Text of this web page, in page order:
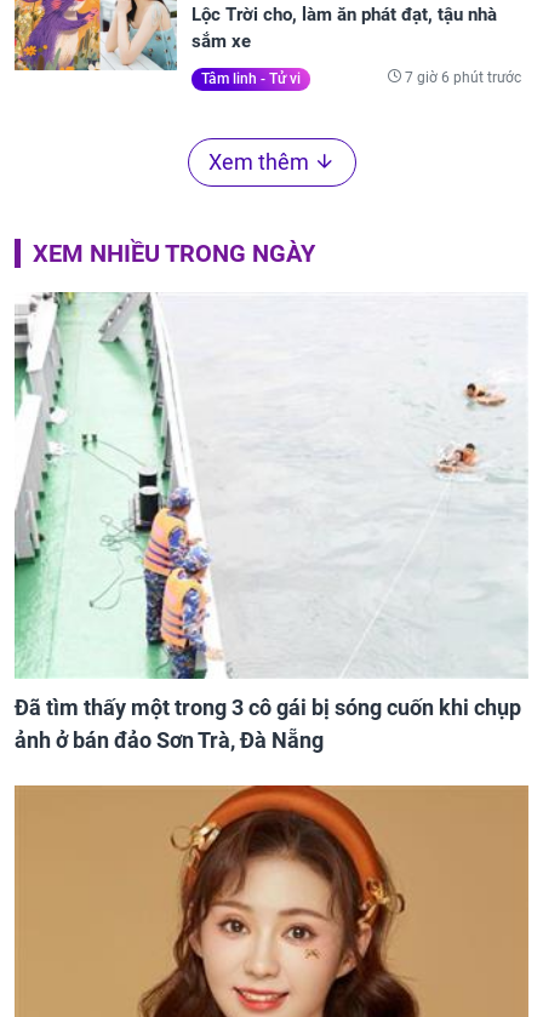
Lộc Trời cho, làm ăn phát đạt, tậu nhà
sắm xe
Tâm linh - Tử vi 7 giờ 6 phút trước
Xem thêm
XEM NHIỀU TRONG NGÀY
Đã tìm thấy một trong 3 cô gái bị sóng cuốn khi chụp
ảnh ở bán đảo Sơn Trà, Đà Nẵng